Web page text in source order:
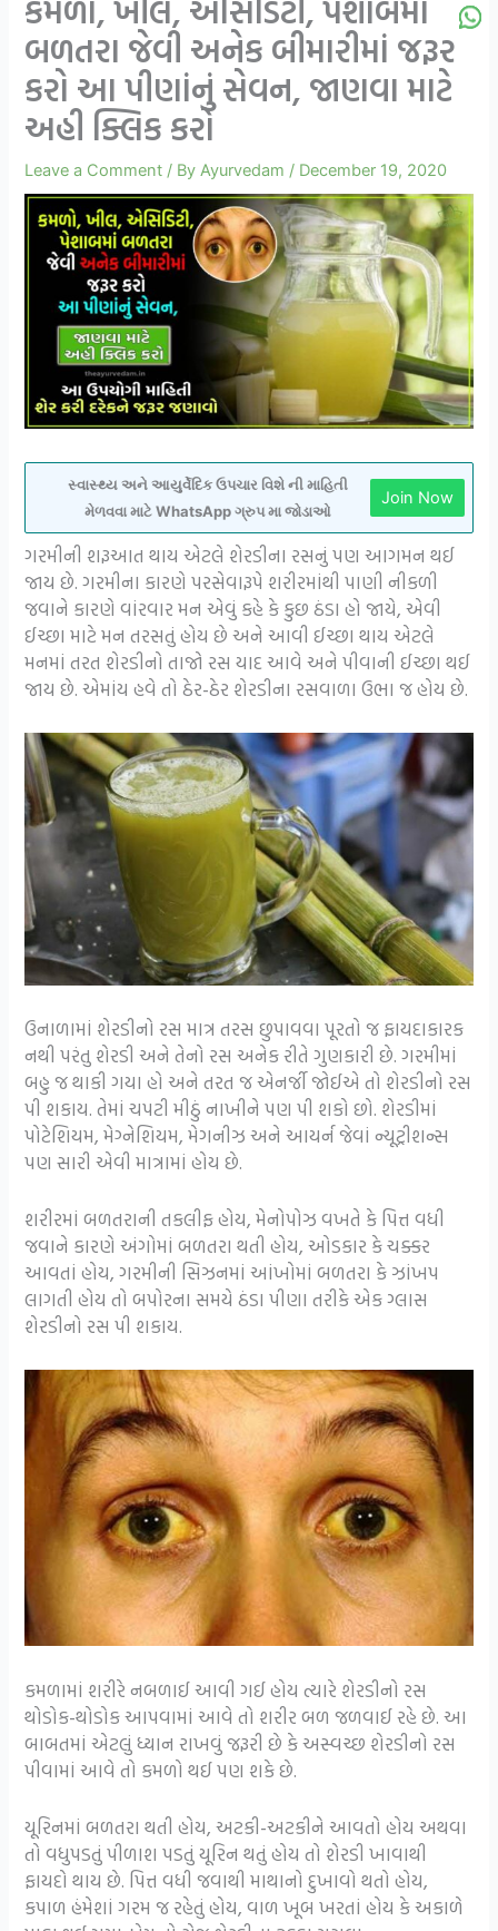
કમળો, ખીલ, એસિડિટી, પેશાબમાં
બળતરા જેવી અનેક બીમારીમાં જરૂર
કરો આ પીણાંનું સેવન, જાણવા માટે
અહી ક્લિક કરો
Leave a Comment / ByAyurvedam / December 19, 2020
સ્વાસ્થ્ય અને આયુર્વેદિક ઉપચાર વિશે ની માહિતી
મેળવવા માટે WhatsApp ગ્રુપ મા જોડાઓ
Join Now
ગરમીની શરૂઆત થાય એટલે શેરડીના રસનું પણ આગમન થઈ
જાય છે. ગરમીના કારણે પરસેવારૂપે શરીરમાંથી પાણી નીકળી
જવાને કારણે વાંરવાર મન એવું કહે કે કુછ ઠંડા હો જાયે, એવી
ઈચ્છા માટે મન તરસતું હોય છે અને આવી ઈચ્છા થાય એટલે
મનમાં તરત શેરડીનો તાજો રસ યાદ આવે અને પીવાની ઈચ્છા થઈ
જાય છે. એમાંય હવે તો ઠેર-ઠેર શેરડીના રસવાળા ઉભા જ હોય છે.
ઉનાળામાં શેરડીનો રસ માત્ર તરસ છુપાવવા પૂરતો જ ફાયદાકારક
નથી પરંતુ શેરડી અને તેનો રસ અનેક રીતે ગુણકારી છે. ગરમીમાં
બહુ જ થાકી ગયા હો અને તરત જ એનર્જી જોઈએ તો શેરડીનો રસ
પી શકાય. તેમાં ચપટી મીઠું નાખીને પણ પી શકો છો. શેરડીમાં
પોટેશિયમ, મેગ્નેશિયમ, મેગનીઝ અને આયર્ન જેવાં ન્યૂટ્રીશન્સ
પણ સારી એવી માત્રામાં હોય છે.
શરીરમાં બળતરાની તકલીફ હોય, મેનોપોઝ વખતે કે પિત્ત વધી
જવાને કારણે અંગોમાં બળતરા થતી હોય, ઓડકાર કે ચક્કર
આવતાં હોય, ગરમીની સિઝનમાં આંખોમાં બળતરા કે ઝાંખપ
લાગતી હોય તો બપોરના સમયે ઠંડા પીણા તરીકે એક ગ્લાસ
શેરડીનો રસ પી શકાય.
કમળામાં શરીરે નબળાઈ આવી ગઈ હોય ત્યારે શેરડીનો રસ
થોડોક-થોડોક આપવામાં આવે તો શરીર બળ જળવાઈ રહે છે. આ
બાબતમાં એટલું ધ્યાન રાખવું જરૂરી છે કે અસ્વચ્છ શેરડીનો રસ
પીવામાં આવે તો કમળો થઈ પણ શકે છે.
યૂરિનમાં બળતરા થતી હોય, અટકી-અટકીને આવતો હોય અથવા
તો વધુપડતું પીળાશ પડતું યૂરિન થતું હોય તો શેરડી ખાવાથી
ફાયદો થાય છે. પિત્ત વધી જવાથી માથાનો દુખાવો થતો હોય,
કપાળ હંમેશાં ગરમ જ રહેતું હોય, વાળ ખૂબ ખરતાં હોય કે અકાળે